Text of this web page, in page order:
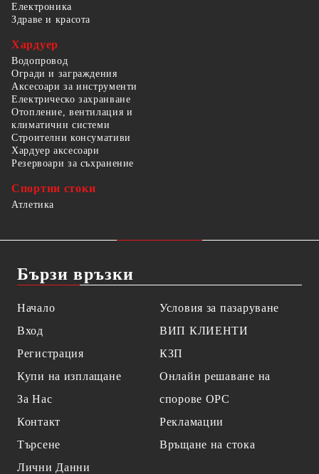
Електроника
Здраве и красота
Хардуер
Водопровод
Огради и заграждения
Аксесоари за инструменти
Електрическо захранване
Отопление, вентилация и
климатични системи
Строителни консумативи
Хардуер аксесоари
Резервоари за съхранение
Спортни стоки
Атлетика
Бързи връзки
Начало
Вход
Регистрация
Купи на изплащане
За Нас
Контакт
Търсене
Лични Данни
Условия за пазаруване
ВИП КЛИЕНТИ
КЗП
Онлайн решаване на
спорове OPC
Рекламации
Връщане на стока